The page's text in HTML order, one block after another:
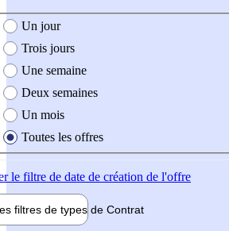
création de l'offre
Un jour
Trois jours
Une semaine
Deux semaines
Un mois
Toutes les offres
le filtre de date de création de l'offre
filtres de types de Contrat